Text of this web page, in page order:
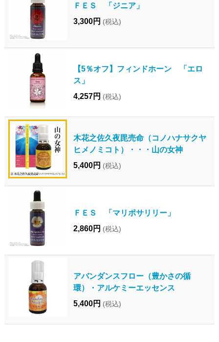
ＦＥＳ 「ジニア」
3,300円 (税込)
【5％オフ】フィンドホーン 「エロ
ス」
4,257円 (税込)
木花之佐久夜毘売命（コノハナサクヤ
ヒメノミコト）・・・山の女神
5,400円 (税込)
ＦＥＳ 「マリポサリリー」
2,860円 (税込)
アバンダンスフロー（豊かさの循
環）・アルケミーエッセンス
5,400円 (税込)